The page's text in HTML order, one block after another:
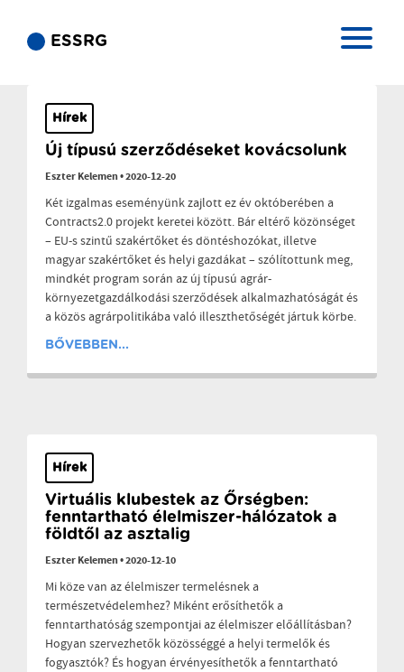
ESSRG
Hírek
Új típusú szerződéseket kovácsolunk
Eszter Kelemen•2020-12-20
Két izgalmas eseményünk zajlott ez év októberében a
Contracts2.0 projekt keretei között. Bár eltérő közönséget
– EU-s szintű szakértőket és döntéshozókat, illetve
magyar szakértőket és helyi gazdákat – szólítottunk meg,
mindkét program során az új típusú agrár-
környezetgazdálkodási szerződések alkalmazhatóságát és
a közös agrárpolitikába való illeszthetőségét jártuk körbe.
BŐVEBBEN...
Hírek
Virtuális klubestek az Őrségben:
fenntartható élelmiszer-hálózatok a
földtől az asztalig
Eszter Kelemen•2020-12-10
Mi köze van az élelmiszer termelésnek a
természetvédelemhez? Miként erősíthetők a
fenntarthatóság szempontjai az élelmiszer előállításban?
Hogyan szervezhetők közösséggé a helyi termelők és
fogyasztók? És hogyan érvényesíthetők a fenntartható